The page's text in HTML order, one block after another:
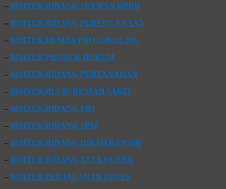
– BIMTEK BIDANG SETWAN DPRD
– BIMTEK BIDANG PERENCANAAN
– BIMTEK HUMAS PROTOKOL MC
– BIMTEK PRODUK HUKUM
– BIMTEK BIDANG PERTANAHAN
– BIMTEK BLUD/ RUMAH SAKIT
– BIMTEK BIDANG PBJ
– BIMTEK BIDANG SPM
– BIMTEK BIDANG HIBAH BANSOS
– BIMTEK BIDANG TATA RUANG
– BIMTEK PERJALANAN DINAS